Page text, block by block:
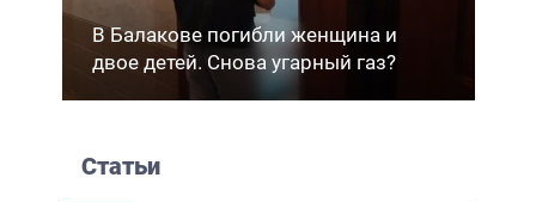
В Балакове погибли женщина и
двое детей. Снова угарный газ?
Статьи